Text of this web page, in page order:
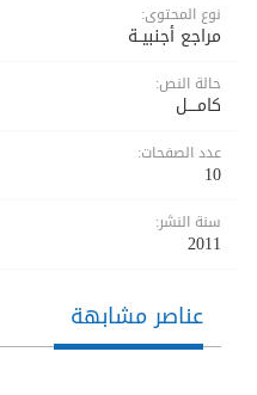
نوع المحتوى:
مراجع أجنبيــة
حالة النص:
كامــــل
عدد الصفحات:
10
سنة النشر:
2011
عناصر مشابهة